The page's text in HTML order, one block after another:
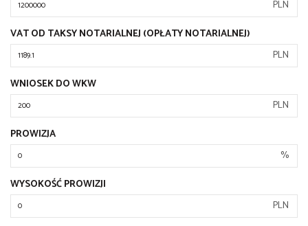
PLN
VAT OD TAKSY NOTARIALNEJ (OPŁATY NOTARIALNEJ)
PLN
WNIOSEK DO WKW
PLN
PROWIZJA
%
WYSOKOŚĆ PROWIZJI
PLN